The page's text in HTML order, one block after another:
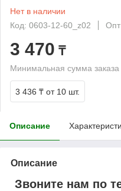
Нет в наличии
Код: 0603-12-60_z02
3 470 ₸
Минимальная сумма
3 436 ₸ от 10 шт.
Описание
Описание
Звоните нам по